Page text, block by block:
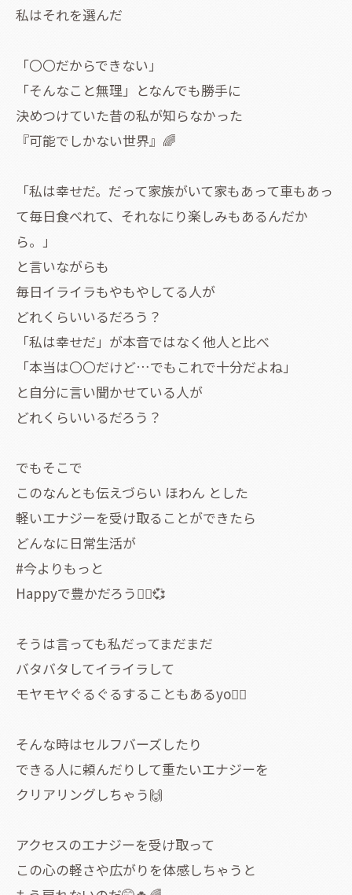
私はそれを選んだ
「〇〇だからできない」
「そんなこと無理」となんでも勝手に
決めつけていた昔の私が知らなかった
『可能でしかない世界』🌈
「私は幸せだ。だって家族がいて家もあって車もあっ
て毎日食べれて、それなにり楽しみもあるんだか
ら。」
と言いながらも
毎日イライラもやもやしてる人が
どれくらいいるだろう？
「私は幸せだ」が本音ではなく他人と比べ
「本当は〇〇だけど…でもこれで十分だよね」
と自分に言い聞かせている人が
どれくらいいるだろう？
でもそこで
このなんとも伝えづらい ほわん とした
軽いエナジーを受け取ることができたら
どんなに日常生活が
#今よりもっと
Happyで豊かだろう🧚‍♀️💞
そうは言っても私だってまだまだ
バタバタしてイライラして
モヤモヤぐるぐるすることもあるyo😶‍🌫️
そんな時はセルフバーズしたり
できる人に頼んだりして重たいエナジーを
クリアリングしちゃう🙌
アクセスのエナジーを受け取って
この心の軽さや広がりを体感しちゃうと